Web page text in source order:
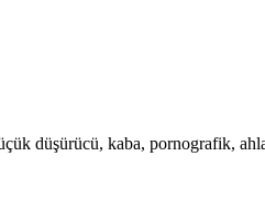
düşürücü, kaba, pornografik,